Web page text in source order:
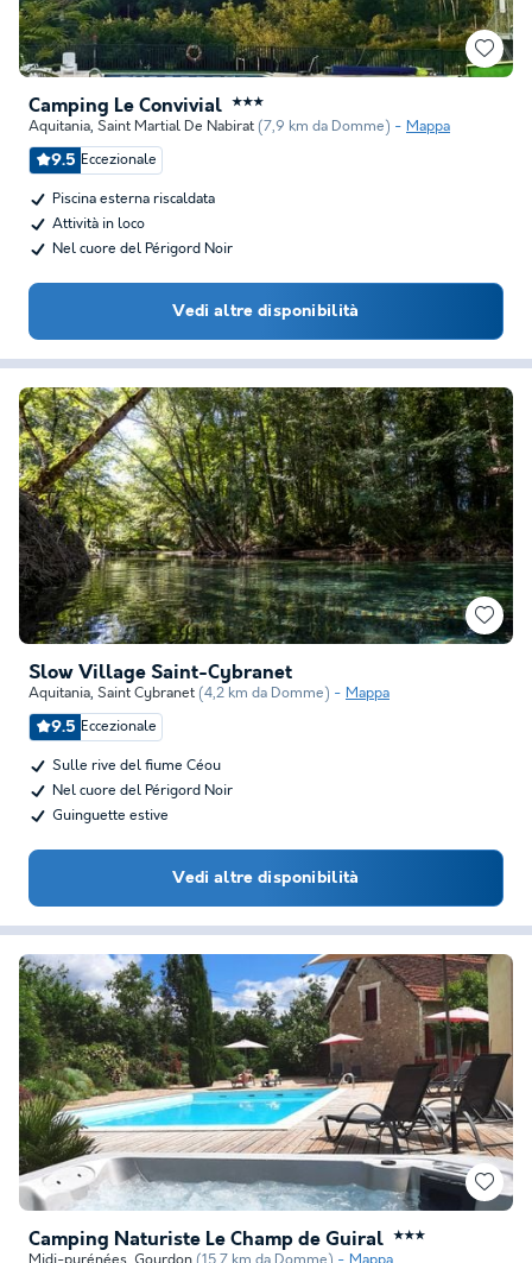
Camping Le Convivial ★★★
Aquitania, Saint Martial De Nabirat (7,9 km da Domme) Mappa
9.5 Eccezionale
Piscina esterna riscaldata
Attività in loco
Nel cuore del Périgord Noir
Vedi altre disponibilità
Slow Village Saint-Cybranet
Aquitania, Saint Cybranet (4,2 km da Domme) Mappa
9.5 Eccezionale
Sulle rive del fiume Céou
Nel cuore del Périgord Noir
Guinguette estive
Vedi altre disponibilità
Camping Naturiste Le Champ de Guiral ★★★